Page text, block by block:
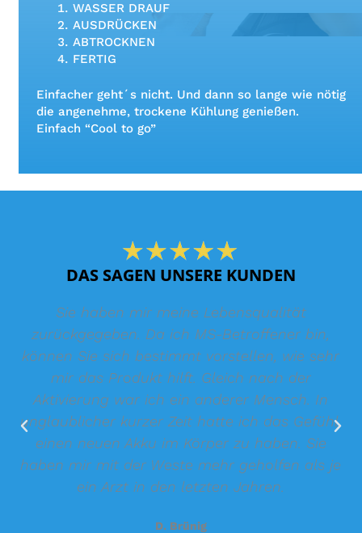
WASSER DRAUF
AUSDRÜCKEN
ABTROCKNEN
FERTIG
Einfacher geht´s nicht. Und dann so lange wie nötig
die angenehme, trockene Kühlung genießen.
Einfach “Cool to go”
DAS SAGEN UNSERE KUNDEN
Sie haben mir meine Lebensqualität
zurückgegeben. Da ich MS-Betroffener bin,
können Sie sich bestimmt vorstellen, wie sehr
mir das Produkt hilft. Gleich nach der
Aktivierung war ich ein anderer Mensch. In
unglaublicher kurzer Zeit hatte ich das Gefühl,
einen neuen Akku im Körper zu haben. Sie
haben mir mit der Weste mehr geholfen als je
ein Arzt in den letzten Jahren.
D. Brünig